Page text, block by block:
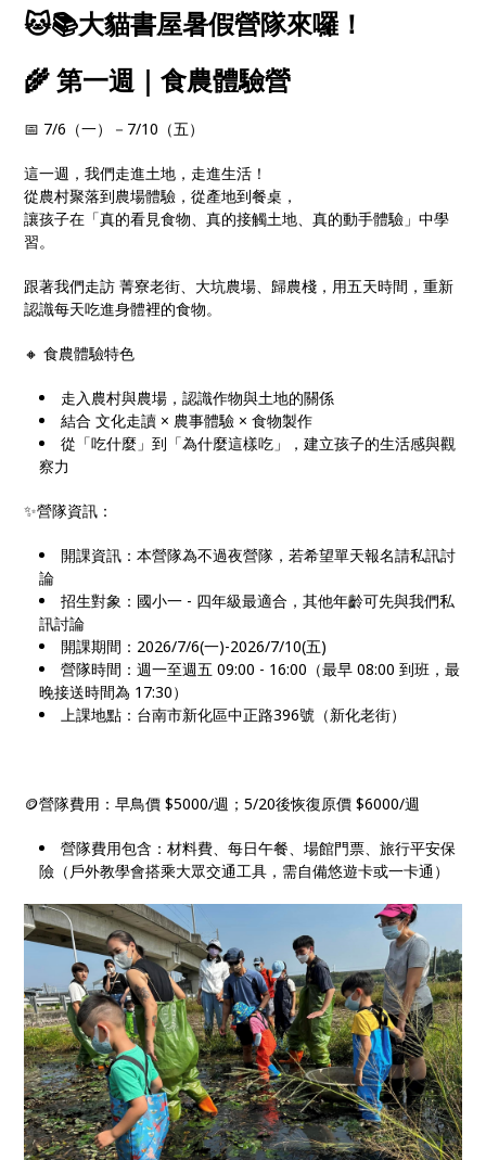
🐱📚大貓書屋暑假營隊來囉！
🌾 第一週｜食農體驗營
📅 7/6（一）－7/10（五）
這一週，我們走進土地，走進生活！
從農村聚落到農場體驗，從產地到餐桌，
讓孩子在「真的看見食物、真的接觸土地、真的動手體驗」中學
習。
跟著我們走訪 菁寮老街、大坑農場、歸農棧，用五天時間，重新
認識每天吃進身體裡的食物。
🔸 食農體驗特色
走入農村與農場，認識作物與土地的關係
結合 文化走讀 × 農事體驗 × 食物製作
從「吃什麼」到「為什麼這樣吃」，建立孩子的生活感與觀
察力
✨營隊資訊：
開課資訊：本營隊為不過夜營隊，若希望單天報名請私訊討
論
招生對象：國小一 - 四年級最適合，其他年齡可先與我們私
訊討論
開課期間：2026/7/6(一)-2026/7/10(五)
營隊時間：週一至週五 09:00 - 16:00（最早 08:00 到班，最
晚接送時間為 17:30）
上課地點：台南市新化區中正路396號（新化老街）
🪙營隊費用：早鳥價 $5000/週；5/20後恢復原價 $6000/週
營隊費用包含：材料費、每日午餐、場館門票、旅行平安保
險（戶外教學會搭乘大眾交通工具，需自備悠遊卡或一卡通）